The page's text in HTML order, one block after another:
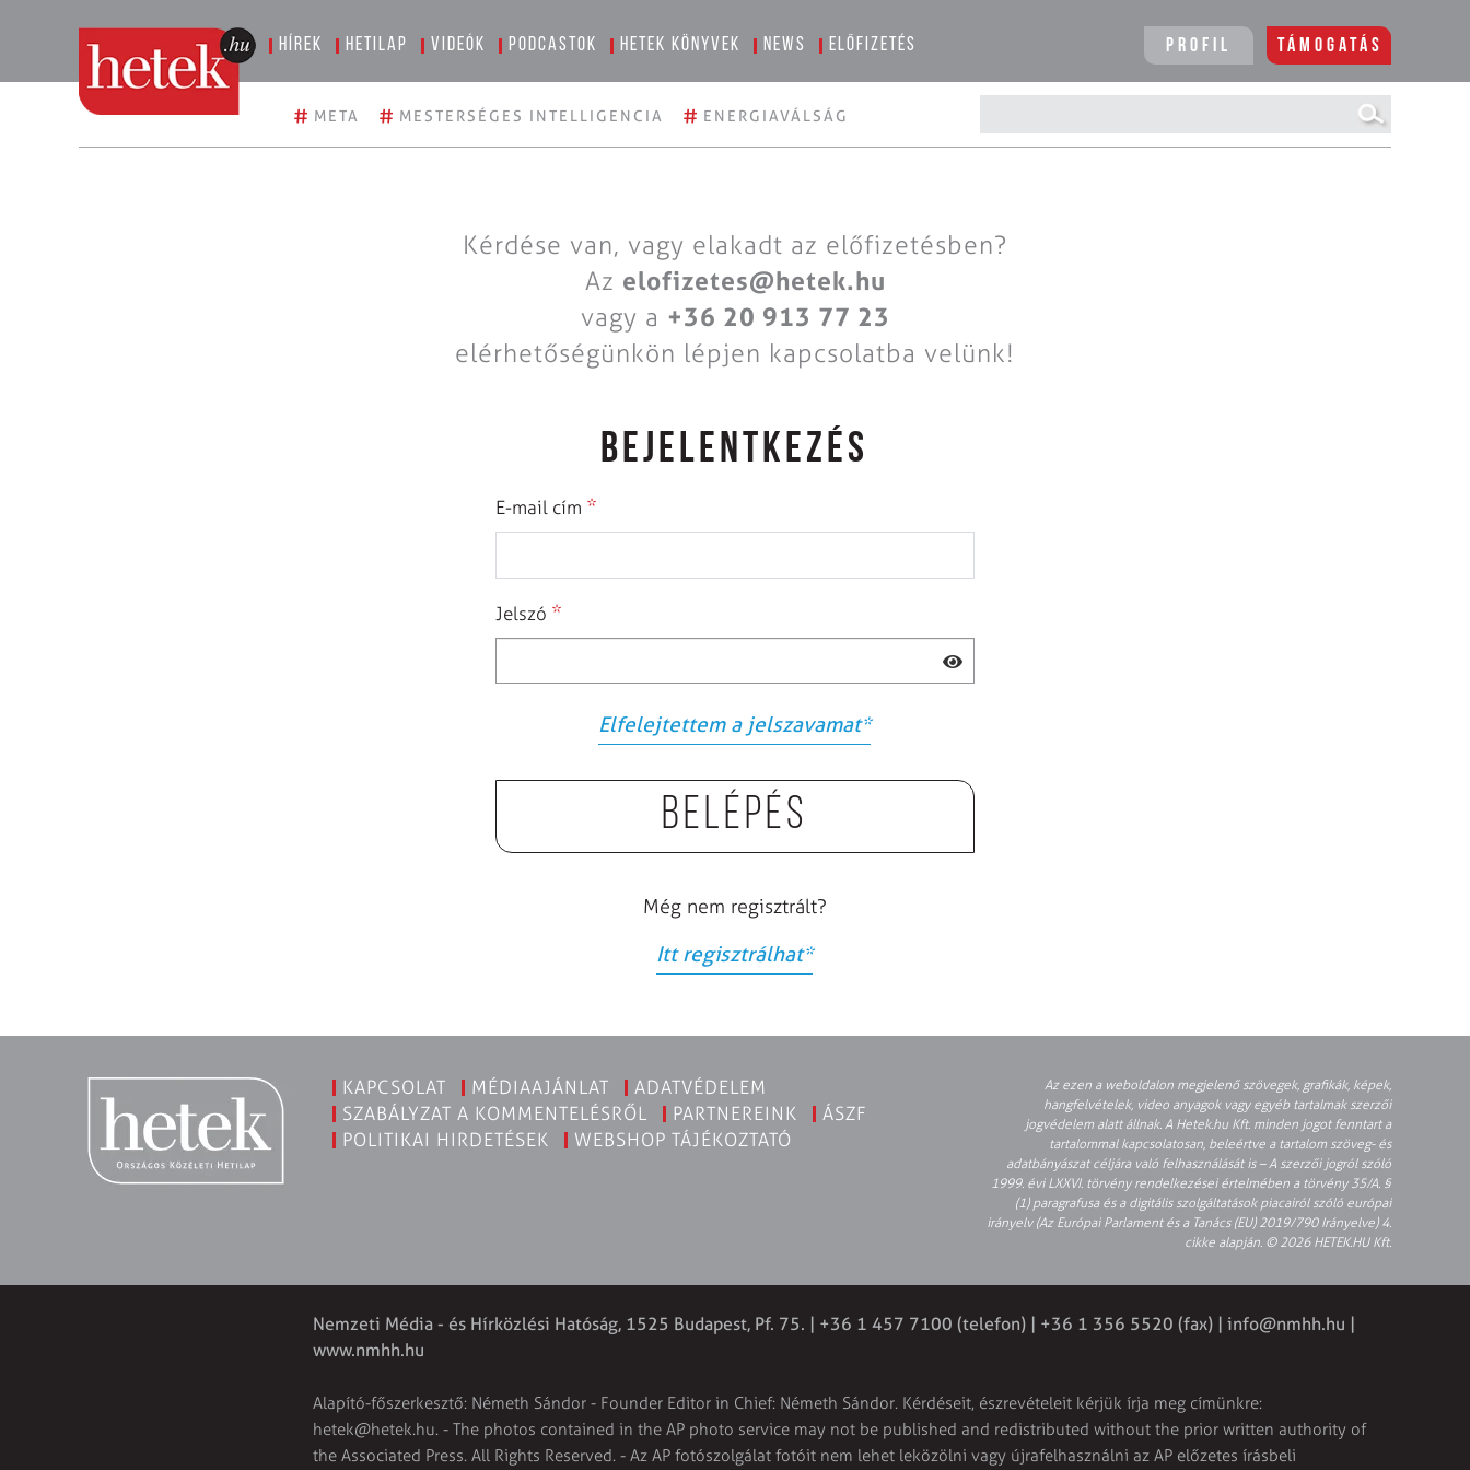
Hírek Hetilap Videók Podcastok Hetek könyvek News Előfizetés Profil Támogatás
# META # MESTERSÉGES INTELLIGENCIA # ENERGIAVÁLSÁG
Kérdése van, vagy elakadt az előfizetésben?
Az elofizetes@hetek.hu
vagy a +36 20 913 77 23
elérhetőségünkön lépjen kapcsolatba velünk!
BEJELENTKEZÉS
E-mail cím *
Jelszó *
Elfelejtettem a jelszavamat*
Belépés
Még nem regisztrált?
Itt regisztrálhat*
KAPCSOLAT MÉDIAAJÁNLAT
ADATVÉDELEM
SZABÁLYZAT A KOMMENTELÉSRŐL
PARTNEREINK
ÁSZF
POLITIKAI HIRDETÉSEK
WEBSHOP TÁJÉKOZTATÓ
Az ezen a weboldalon megjelenő szövegek, grafikák, képek,
hangfelvételek, video anyagok vagy egyéb tartalmak szerzői
jogvédelem alatt állnak. A Hetek.hu Kft. minden jogot fenntart a
tartalommal kapcsolatosan, beleértve a tartalom szöveg- és
adatbányászat céljára való felhasználását is – A szerzői jogról szóló
1999. évi LXXVI. törvény rendelkezései értelmében a törvény 35/A. §
(1) paragrafusa és a digitális szolgáltatások piacairól szóló európai
irányelv (Az Európai Parlament és a Tanács (EU) 2019/790 Irányelve) 4.
cikke alapján. © 2026 HETEK.HU Kft.
Nemzeti Média - és Hírközlési Hatóság, 1525 Budapest, Pf. 75. | +36 1 457 7100 (telefon) | +36 1 356 5520 (fax) | info@nmhh.hu |
www.nmhh.hu
Alapító-főszerkesztő: Németh Sándor - Founder Editor in Chief: Németh Sándor. Kérdéseit, észrevételeit kérjük írja meg címünkre:
hetek@hetek.hu. - The photos contained in the AP photo service may not be published and redistributed without the prior written authority of
the Associated Press. All Rights Reserved. - Az AP fotószolgálat fotóit nem lehet leközölni vagy újrafelhasználni az AP előzetes írásbeli